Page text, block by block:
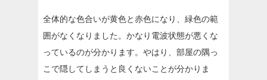
全体的な色合いが黄色と赤色になり、緑色の範
囲がなくなりました。かなり電波状態が悪くな
っているのが分かります。やはり、部屋の隅っ
こで隠してしまうと良くないことが分かりま